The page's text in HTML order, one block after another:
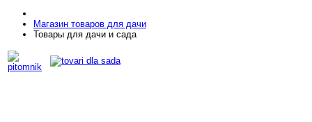
Магазин товаров для дачи
Товары для дачи и сада